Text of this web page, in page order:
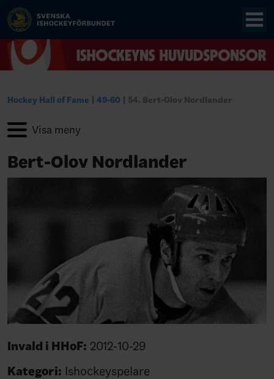
Hockey Hall of Fame 49-60 54. Bert-Olov Nordlander
Bert-Olov Nordlander
Invald i HHoF: 2012-10-29
Kategori: Ishockeyspelare